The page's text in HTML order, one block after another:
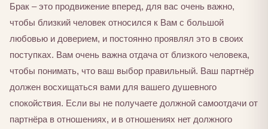
Брак – это продвижение вперед, для вас очень важно,
чтобы близкий человек относился к Вам с большой
любовью и доверием, и постоянно проявлял это в своих
поступках. Вам очень важна отдача от близкого человека,
чтобы понимать, что ваш выбор правильный. Ваш партнёр
должен восхищаться вами для вашего душевного
спокойствия. Если вы не получаете должной самоотдачи от
партнёра в отношениях, и в отношениях нет должного